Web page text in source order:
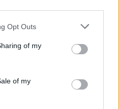
uses one or more Google
behaviour. You may click to
and its third-party tags to
purposes in below Google
Opt Outs
of my
of my
Google News
την ειδησεογραφία και τα